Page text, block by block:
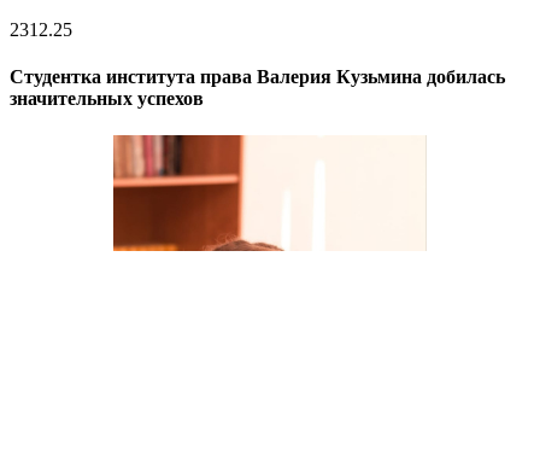
2312.25
Студентка института права Валерия Кузьмина добилась
значительных успехов